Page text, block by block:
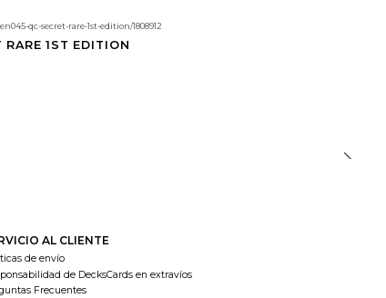
qc-secret-rare-1st-edition/1808912
1ST EDITION
AL CLIENTE
de envío
de DecksCards en extravíos
Frecuentes